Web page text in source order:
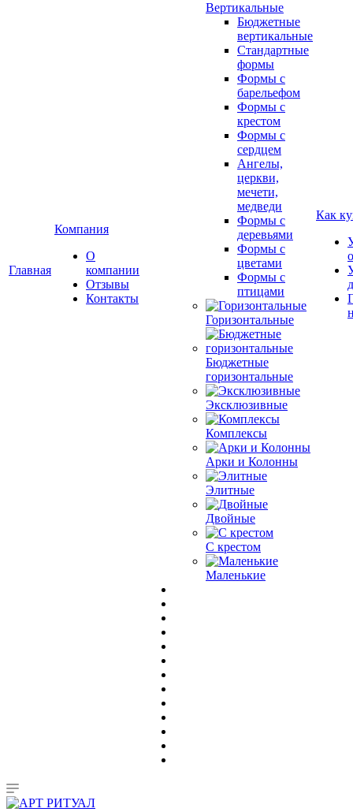
Главная
Компания
О
компании
Отзывы
Контакты
Вертикальные
Бюджетные
вертикальные
Стандартные
формы
Формы с
барельефом
Формы с
крестом
Формы с
сердцем
Ангелы,
церкви,
мечети,
медведи
Формы с
деревьями
Формы с
цветами
Формы с
птицами
Горизонтальные
Бюджетные
горизонтальные
Эксклюзивные
Комплексы
Арки и Колонны
Элитные
Двойные
С крестом
Маленькие
Как